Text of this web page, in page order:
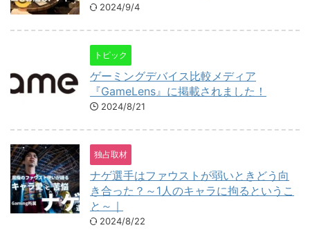
2024/9/4
トピック
ゲーミングデバイス比較メディア
『GameLens』に掲載されました！
2024/8/21
独占取材
ナゲ選手はファウストが弱いときどう向
き合った？～1人のキャラに拘るというこ
と～｜
2024/8/22